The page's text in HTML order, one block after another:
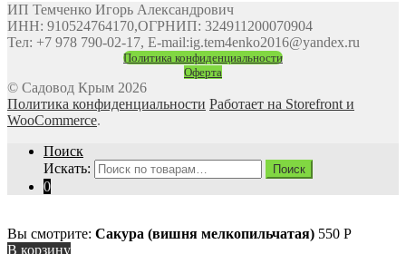
ИП Темченко Игорь Александрович
ИНН: 910524764170,ОГРНИП: 324911200070904
Тел: +7 978 790-02-17, E-mail:ig.tem4enko2016@yandex.ru
Политика конфиденциальности
Оферта
© Садовод Крым 2026
Политика конфиденциальности Работает на Storefront и
WooCommerce.
Поиск
Искать:
Поиск
0
Вы смотрите: Сакура (вишня мелкопильчатая) 550 Р
В корзину